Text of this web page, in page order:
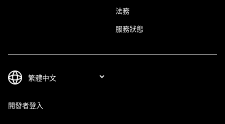
法務
服務狀態
開發者登入